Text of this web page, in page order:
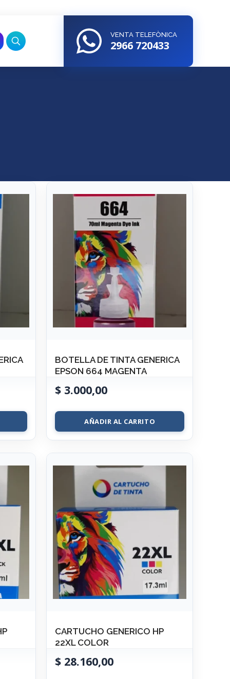
VENTA TELEFÒNICA
2966 720433
BOTELLA DE TINTA GENERICA
EPSON 664 MAGENTA
$ 3.000,00
AÑADIR AL CARRITO
CARTUCHO GENERICO HP
22XL COLOR
$ 28.160,00